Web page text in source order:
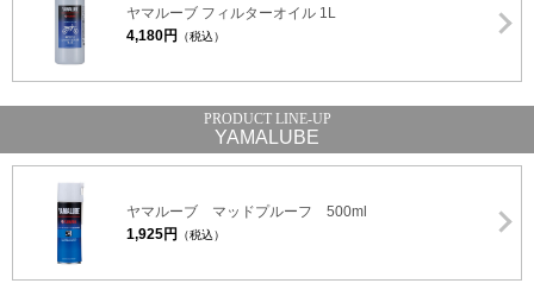
ヤマルーブ フィルターオイル 1L
4,180円 （税込）
YAMALUBE
ヤマルーブ マッドプルーフ 500ml
1,925円 （税込）